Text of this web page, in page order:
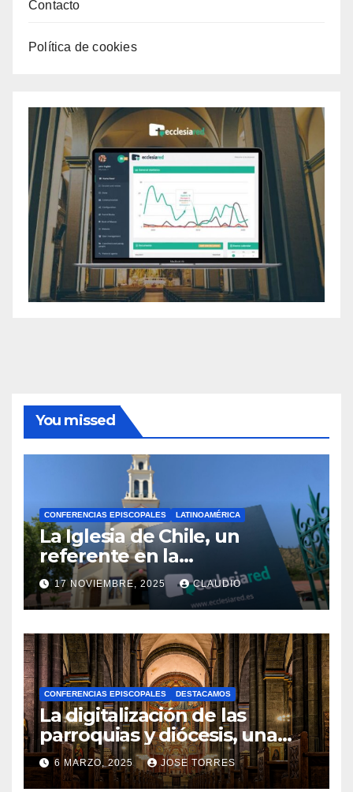
Contacto
Política de cookies
You missed
CONFERENCIAS EPISCOPALES LATINOAMÉRICA
La Iglesia de Chile, un
referente en la
transformación digital
gracias a Ecclesiared
17 NOVIEMBRE, 2025 CLAUDIO
N
O
H
A
Y
C
O
M
CONFERENCIAS EPISCOPALES DESTACAMOS
La digitalización de las
parroquias y diócesis, una
realidad ya para el futuro de
la Iglesia
6 MARZO, 2025 JOSE TORRES
N